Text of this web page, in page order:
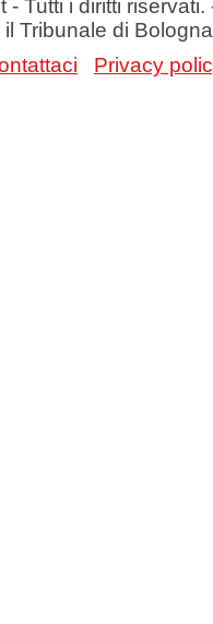
Tutti i diritti
Tribunale di Bologna
Privacy